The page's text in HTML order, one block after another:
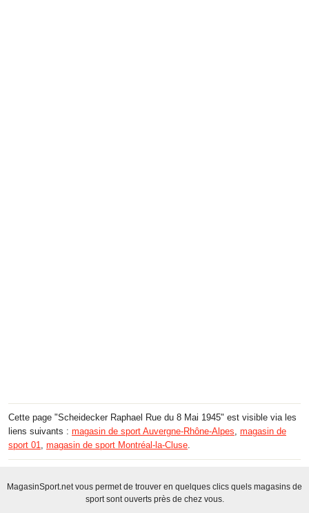
Cette page "Scheidecker Raphael Rue du 8 Mai 1945" est visible via les
liens suivants : magasin de sport Auvergne-Rhône-Alpes magasin de
sport 01
magasin de sport Montréal-la-Cluse
MagasinSport.net vous permet de trouver en quelques clics quels magasins de
sport sont ouverts près de chez vous.